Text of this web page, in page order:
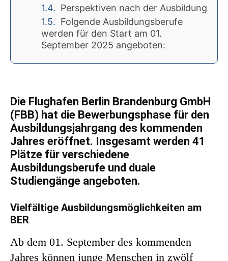
Perspektiven nach der Ausbildung
Folgende Ausbildungsberufe
werden für den Start am 01.
September 2025 angeboten:
Die Flughafen Berlin Brandenburg GmbH
(FBB) hat die Bewerbungsphase für den
Ausbildungsjahrgang des kommenden
Jahres eröffnet. Insgesamt werden 41
Plätze für verschiedene
Ausbildungsberufe und duale
Studiengänge angeboten.
Vielfältige Ausbildungsmöglichkeiten am
BER
Ab dem 01. September des kommenden
Jahres können junge Menschen in zwölf